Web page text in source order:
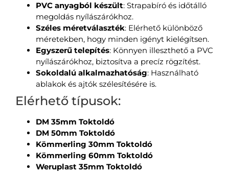
PVC anyagból készült: Strapabíró és időtálló
megoldás nyílászárókhoz.
Széles méretválaszték: Elérhető különböző
méretekben, hogy minden igényt kielégítsen.
Egyszerű telepítés: Könnyen illeszthető a PVC
nyílászárókhoz, biztosítva a precíz rögzítést.
Sokoldalú alkalmazhatóság: Használható
ablakok és ajtók szélesítésére is.
Elérhető típusok:
DM 35mm Toktoldó
DM 50mm Toktoldó
Kömmerling 30mm Toktoldó
Kömmerling 60mm Toktoldó
Weruplast 35mm Toktoldó